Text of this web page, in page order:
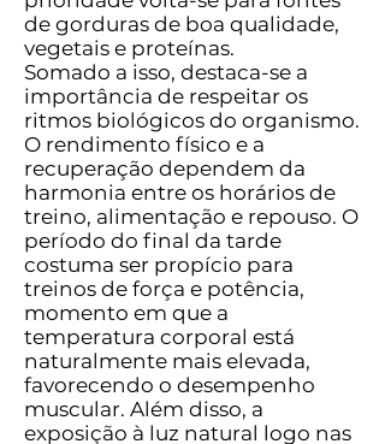
de gorduras de boa qualidade,
vegetais e proteínas.
Somado a isso, destaca-se a
importância de respeitar os
ritmos biológicos do organismo.
O rendimento físico e a
recuperação dependem da
harmonia entre os horários de
treino, alimentação e repouso. O
período do final da tarde
costuma ser propício para
treinos de força e potência,
momento em que a
temperatura corporal está
naturalmente mais elevada,
favorecendo o desempenho
muscular. Além disso, a
exposição à luz natural logo nas